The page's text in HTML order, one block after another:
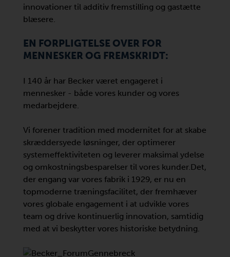
innovationer til additiv fremstilling og gastætte
blæsere.
EN FORPLIGTELSE OVER FOR
MENNESKER OG FREMSKRIDT:
I 140 år har Becker været engageret i
mennesker - både vores kunder og vores
medarbejdere.
Vi forener tradition med modernitet for at skabe
skræddersyede løsninger, der optimerer
systemeffektiviteten og leverer maksimal ydelse
og omkostningsbesparelser til vores kunder.Det,
der engang var vores fabrik i 1929, er nu en
topmoderne træningsfacilitet, der fremhæver
vores globale engagement i at udvikle vores
team og drive kontinuerlig innovation, samtidig
med at vi beskytter vores historiske betydning.